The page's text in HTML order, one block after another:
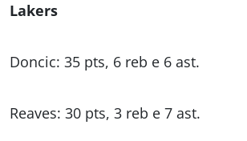
Lakers
Doncic: 35 pts, 6 reb e 6 ast.
Reaves: 30 pts, 3 reb e 7 ast.